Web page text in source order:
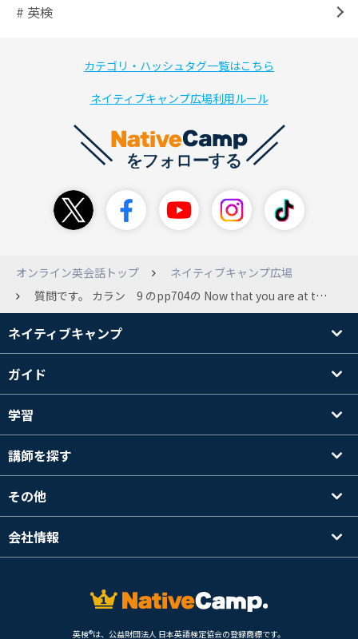
# 英検
カテゴリ・ハッシュタグ一覧はこちら
ネイティブキャンプ広場利用ルール
オンライン英会話トップ
ネイティブキャンプ広場
質問です。 カラン 9 のpp704の Now that you are at this stage of your English studies, do you think you’d be able to travel abroad confident of making yourself understood in the language? のconfidentは形容詞だと思うのですが、なぜ副詞の様な使い方ができるのですか？
ネイティブキャンプ
ガイド
学習
講師を探す
その他
会社情報
英検®は、公益財団法人 日本英語検定協会の登録商標です。